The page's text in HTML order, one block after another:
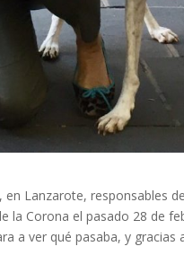
Lanzarote, responsables
la Corona el pasado 28 de
a ver qué pasaba, y gracias